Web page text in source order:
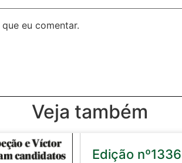
eu comentar.
Veja também
Edição nº1336